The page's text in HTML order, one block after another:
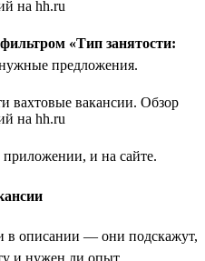
фильтром «Тип занятости:
предложения.
и на сайте.
в описании — они подскажут,
и нужен ли опыт.